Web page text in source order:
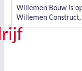
Willemen Bouw is
Willemen Construct,